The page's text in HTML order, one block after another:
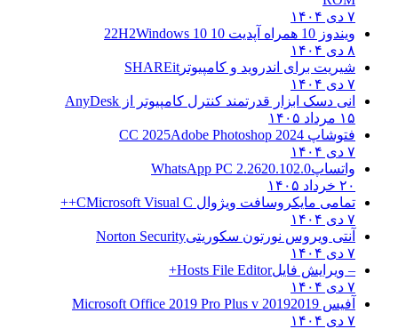
۷ دی ۱۴۰۴
ویندوز 10 همراه آپدیت 10 22H2
Windows 10
۸ دی ۱۴۰۴
شیریت برای اندروید و کامپیوتر SHAREit
۷ دی ۱۴۰۴
انی دسک ابزار قدرتمند کنترل کامپیوتر از AnyDesk
۱۵ مرداد ۱۴۰۵
فتوشاپ CC 2025 Adobe Photoshop 2024
۷ دی ۱۴۰۴
واتساپWhatsApp PC 2.2620.102.0
۲۰ خرداد ۱۴۰۵
تمامی مایکروسافت ویژوال C Microsoft Visual C++
۷ دی ۱۴۰۴
آنتی ویروس نورتون سکوریتیNorton Security
۷ دی ۱۴۰۴
– ویرایش فایلHosts File Editor+
۷ دی ۱۴۰۴
آفیس 2019 2019 Microsoft Office 2019 Pro Plus v
۷ دی ۱۴۰۴